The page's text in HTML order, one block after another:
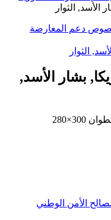
الثوار
دعم المعارضة
بشار الأسد,
الأمن الوطني